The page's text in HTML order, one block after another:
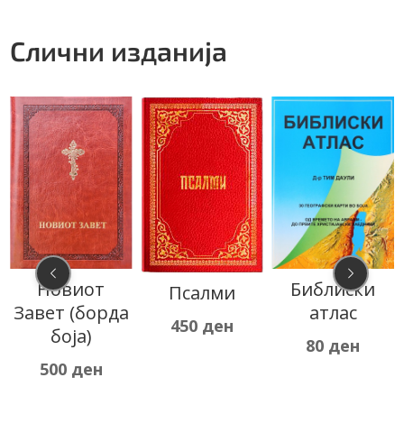
Слични изданија
Новиот
Завет (борда
боја)
500 ден
Псалми
450 ден
Библиски
атлас
80 ден